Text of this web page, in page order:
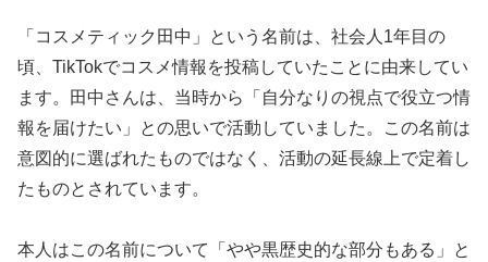
「コスメティック田中」という名前は、社会人1年目の
頃、TikTokでコスメ情報を投稿していたことに由来してい
ます。田中さんは、当時から「自分なりの視点で役立つ情
報を届けたい」との思いで活動していました。この名前は
意図的に選ばれたものではなく、活動の延長線上で定着し
たものとされています。
本人はこの名前について「やや黒歴史的な部分もある」と